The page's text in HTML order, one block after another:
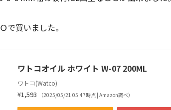
で買いました。
ワトコオイル ホワイト W-07 200ML
ワトコ(Watco)
¥1,593 （2025/05/21 05:47時点 | Amazon調べ）